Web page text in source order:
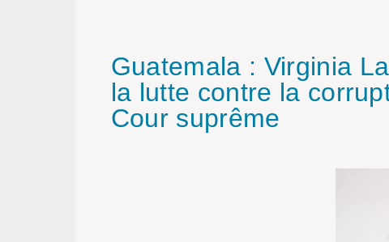
Guatemala : Virginia
la lutte contre la
Cour suprême